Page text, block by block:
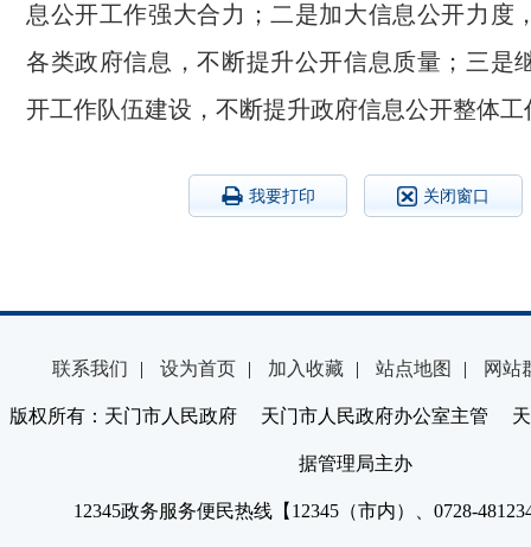
息公开工作强大合力；二是加大信息公开力度
各类政府信息，不断提升公开信息质量；三是
开工作队伍建设，不断提升政府信息公开整体工
我要打印 关闭窗口
联系我们 | 设为首页 | 加入收藏 | 站点地图 | 网站
版权所有：天门市人民政府 天门市人民政府办公室主管 天
据管理局主办
12345政务服务便民热线【12345（市内）、0728-